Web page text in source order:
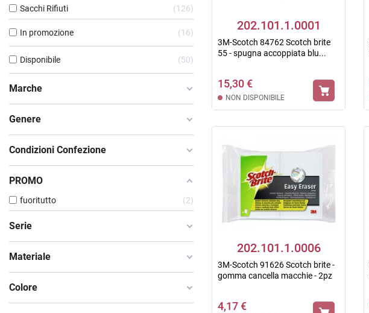
Sacchi Rifiuti
126
In promozione 16
Disponibile 50
Marche
Genere
Condizioni Confezione
PROMO
fuoritutto 2
Serie
Materiale
Colore
202.101.1.0001
3M-Scotch 84762 Scotch brite
55 - spugna accoppiata blu...
15,30 €
NON DISPONIBILE
202.101.1.0006
3M-Scotch 91626 Scotch brite -
gomma cancella macchie - 2pz
4,17 €